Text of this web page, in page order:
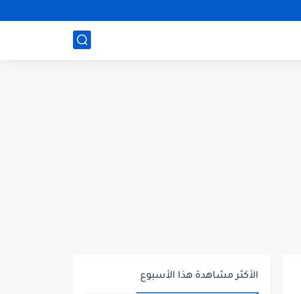
الأكثر مشاهدة هذا الأسبوع